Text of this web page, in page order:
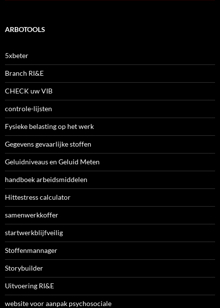
ARBOTOOLS
5xbeter
Branch RI&E
CHECK uw VIB
controle-lijsten
Fysieke belasting op het werk
Gegevens gevaarlijke stoffen
Geluidniveaus en Geluid Meten
handboek arbeidsmiddelen
Hittestress calculator
samenwerkkoffer
startwerkblijfveilig
Stoffenmannager
Storybuilder
Uitvoering RI&E
website voor aanpak psychosociale